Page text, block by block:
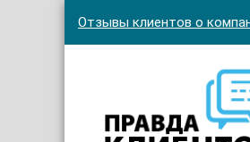
Отзывы клиентов о